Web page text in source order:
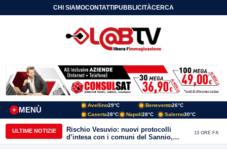
CHI SIAMOCONTATTIPUBBLICITÀCERCA
MENÙ
+
Avellino29°C Benevento26°C
Caserta28°C Napoli28°C Salerno30°C
ULTIME NOTIZIE
Rischio Vesuvio: nuovi protocolli
d’intesa con i comuni del Sannio,
firmato il protocollo con Arpaise
13 ORE FA